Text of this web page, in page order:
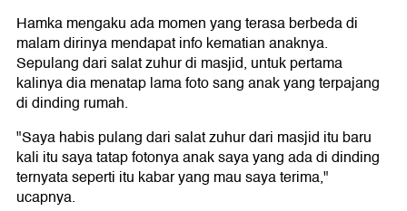
Hamka mengaku ada momen yang terasa berbeda di
malam dirinya mendapat info kematian anaknya.
Sepulang dari salat zuhur di masjid, untuk pertama
kalinya dia menatap lama foto sang anak yang terpajang
di dinding rumah.
"Saya habis pulang dari salat zuhur dari masjid itu baru
kali itu saya tatap fotonya anak saya yang ada di dinding
ternyata seperti itu kabar yang mau saya terima,"
ucapnya.